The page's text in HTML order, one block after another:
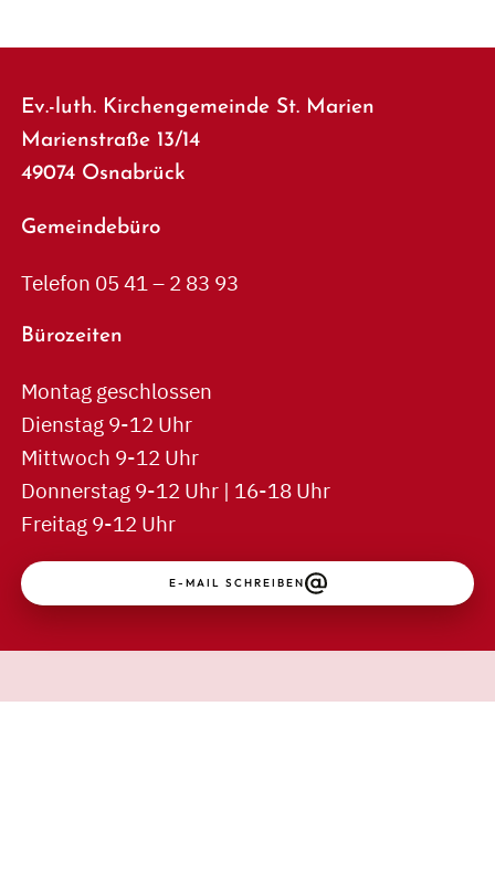
↑
Ev.-luth. Kirchengemeinde St. Marien
Marienstraße 13/14
49074 Osnabrück
Gemeindebüro
Telefon 05 41 – 2 83 93
Bürozeiten
Montag geschlossen
Dienstag 9-12 Uhr
Mittwoch 9-12 Uhr
Donnerstag 9-12 Uhr | 16-18 Uhr
Freitag 9-12 Uhr
E-MAIL SCHREIBEN